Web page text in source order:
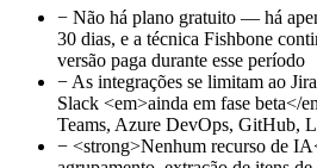
− Não há plano gratuito — há
30 dias, e a técnica Fishbone
versão paga durante esse período
− As integrações se limitam ao
Slack <em>ainda em fase
Teams, Azure DevOps, GitHub,
− <strong>Nenhum recurso de